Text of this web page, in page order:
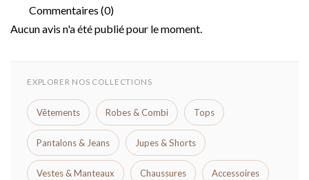
Commentaires (0)
Aucun avis n'a été publié pour le moment.
EXPLORER NOS COLLECTIONS
Vêtements Robes & Combi Tops
Pantalons & Jeans Jupes & Shorts
Vestes & Manteaux Chaussures Accessoires